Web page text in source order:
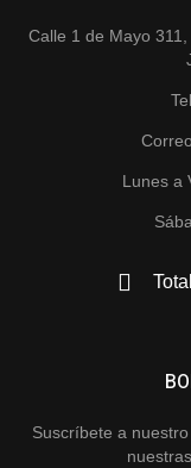
Calle 1 de Mayo
Lunes a
Suscríbete a